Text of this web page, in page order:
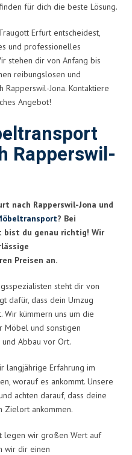
für dich die beste Lösung.
Erfurt entscheidest,
und professionelles
stehen dir von Anfang bis
reibungslosen und
Jona. Kontaktiere
Angebot!
Rapperswil-
nach Rapperswil-Jona und
? Bei
du genau richtig! Wir
Preisen an.
steht dir von
dafür, dass dein Umzug
kümmern uns um die
Möbel und sonstigen
Abbau vor Ort.
langjährige Erfahrung im
worauf es ankommt. Unsere
achten darauf, dass deine
Zielort ankommen.
legen wir großen Wert auf
wir dir einen